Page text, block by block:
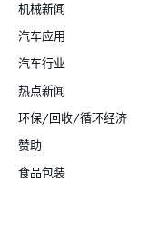
机械新闻
汽车应用
汽车行业
热点新闻
环保/回收/循环经济
赞助
食品包装